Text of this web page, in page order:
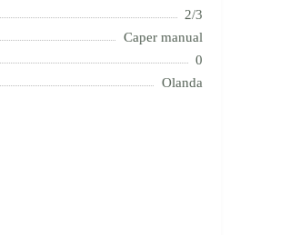
2/3
Caper manual
0
Olanda